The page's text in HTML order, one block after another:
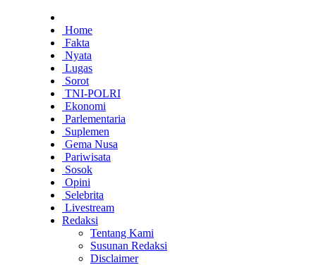
Home
Fakta
Nyata
Lugas
Sorot
TNI-POLRI
Ekonomi
Parlementaria
Suplemen
Gema Nusa
Pariwisata
Sosok
Opini
Selebrita
Livestream
Redaksi
Tentang Kami
Susunan Redaksi
Disclaimer